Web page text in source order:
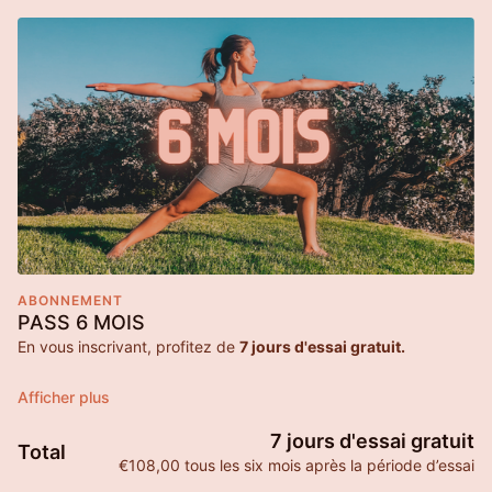
ABONNEMENT
PASS 6 MOIS
En vous inscrivant, profitez de 7 jours d'essai gratuit.
Vous pouvez créer votre compte ici, et vous ne serez
facturé(e) que lorsque vos 7 jours d’essai gratuits seront
Cet abonnement vous donne accès à :
Total 7 jours d'essai gratuit
€108,00 tous les six mois après la période d’essai